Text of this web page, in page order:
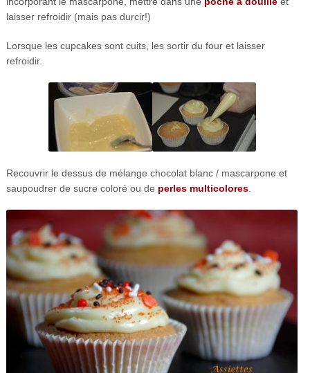
laisser refroidir (mais pas durcir!)
Lorsque les cupcakes sont cuits, les sortir du four et laisser
refroidir.
Recouvrir le dessus de mélange chocolat blanc / mascarpone et
saupoudrer de sucre coloré ou de perles multicolores.